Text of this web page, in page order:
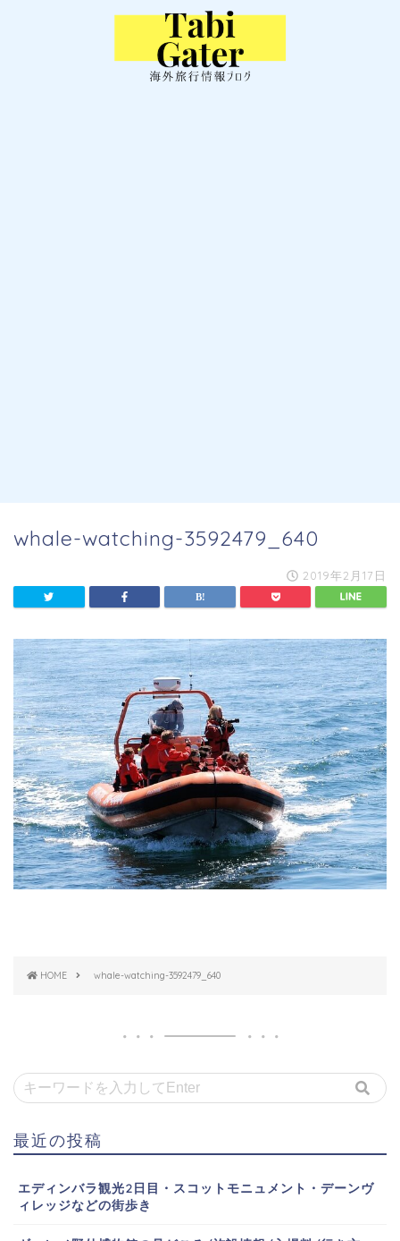
whale-watching-3592479_640
2019年2月17日
HOME whale-watching-3592479_640
最近の投稿
エディンバラ観光2日目・スコットモニュメント・デーンヴ
ィレッジなどの街歩き